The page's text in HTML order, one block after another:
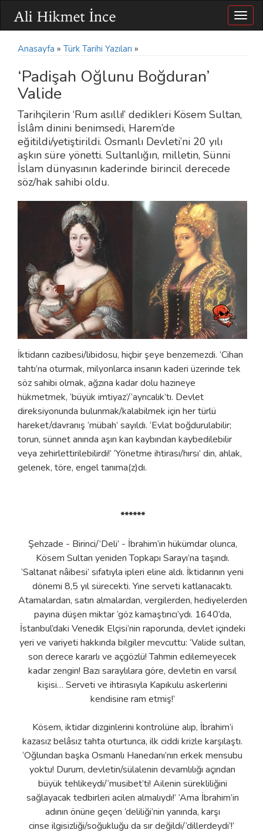
Anasayfa » Türk Tarihi Yazıları »
‘Padişah Oğlunu Boğduran’
Valide
Tarihçilerin ‘Rum asıllı!’ dedikleri Kösem Sultan,
İslâm dinini benimsedi, Harem’de
eğitildi/yetiştirildi. Osmanlı Devleti’ni 20 yılı
aşkın süre yönetti. Sultanlığın, milletin, Sünni
İslam dünyasının kaderinde birincil derecede
söz/hak sahibi oldu.
İktidarın cazibesi/libidosu, hiçbir şeye benzemezdi. ‘Cihan
tahtı’na oturmak, milyonlarca insanın kaderi üzerinde tek
söz sahibi olmak, ağzına kadar dolu hazineye
hükmetmek, ‘büyük imtiyaz’/‘ayrıcalık’tı. Devlet
direksiyonunda bulunmak/kalabilmek için her türlü
hareket/davranış ‘mübah’ sayıldı. ‘Evlat boğdurulabilir;
torun, sünnet anında aşırı kan kaybından kaybedilebilir
veya zehirlettirilebilirdi!’ ‘Yönetme ihtirası/hırsı’ din, ahlak,
gelenek, töre, engel tanıma(z)dı.
******
Şehzade - Birinci/‘Deli’ - İbrahim’in hükümdar olunca,
Kösem Sultan yeniden Topkapı Sarayı’na taşındı.
‘Saltanat nâibesi’ sıfatıyla ipleri eline aldı. İktidarının yeni
dönemi 8,5 yıl sürecekti. Yine serveti katlanacaktı.
Atamalardan, satın almalardan, vergilerden, hediyelerden
payına düşen miktar ‘göz kamaştırıcı’ydı. 1640’da,
İstanbul’daki Venedik Elçisi’nin raporunda, devlet içindeki
yeri ve variyeti hakkında bilgiler mevcuttu: ‘Valide sultan,
son derece kararlı ve açgözlü! Tahmin edilemeyecek
kadar zengin! Bazı saraylılara göre, devletin en varsıl
kişisi… Serveti ve ihtirasıyla Kapıkulu askerlerini
kendisine ram etmiş!’
Kösem, iktidar dizginlerini kontrolüne alıp, İbrahim’i
kazasız belâsız tahta oturtunca, ilk ciddi krizle karşılaştı.
‘Oğlundan başka Osmanlı Hanedanı’nın erkek mensubu
yoktu! Durum, devletin/sülalenin devamlılığı açından
büyük tehlikeydi/‘musibet’ti! Ailenin sürekliliğini
sağlayacak tedbirleri acilen almalıydı!’ ‘Ama İbrahim’in
adının önüne geçen ‘deliliği’nin yanında, karşı
cinse ilgisizliği/soğukluğu da sır değildi/‘dillerdeydi’!’